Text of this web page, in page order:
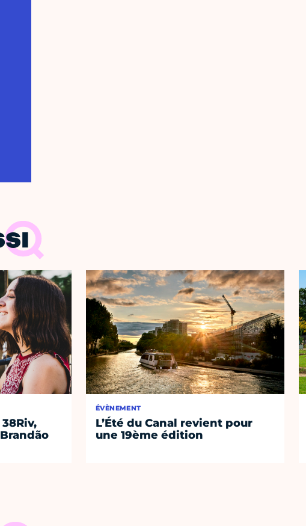
ÉVÈNEMENT
L’Été du Canal revient pour
une 19ème édition